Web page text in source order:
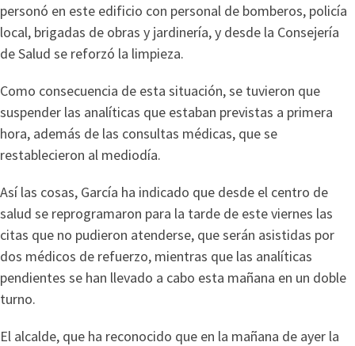
personó en este edificio con personal de bomberos, policía
local, brigadas de obras y jardinería, y desde la Consejería
de Salud se reforzó la limpieza.
Como consecuencia de esta situación, se tuvieron que
suspender las analíticas que estaban previstas a primera
hora, además de las consultas médicas, que se
restablecieron al mediodía.
Así las cosas, García ha indicado que desde el centro de
salud se reprogramaron para la tarde de este viernes las
citas que no pudieron atenderse, que serán asistidas por
dos médicos de refuerzo, mientras que las analíticas
pendientes se han llevado a cabo esta mañana en un doble
turno.
El alcalde, que ha reconocido que en la mañana de ayer la